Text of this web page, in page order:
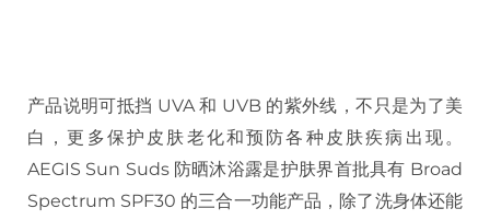
产品说明可抵挡 UVA 和 UVB 的紫外线，不只是为了美
白，更多保护皮肤老化和预防各种皮肤疾病出现。
AEGIS Sun Suds 防晒沐浴露是护肤界首批具有 Broad
Spectrum SPF30 的三合一功能产品，除了洗身体还能